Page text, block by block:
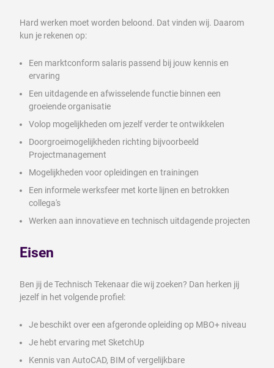
Hard werken moet worden beloond. Dat vinden wij. Daarom
kun je rekenen op:
Een marktconform salaris passend bij jouw kennis en
ervaring
Een uitdagende en afwisselende functie binnen een
groeiende organisatie
Volop mogelijkheden om jezelf verder te ontwikkelen
Doorgroeimogelijkheden richting bijvoorbeeld
Projectmanagement
Mogelijkheden voor opleidingen en trainingen
Een informele werksfeer met korte lijnen en betrokken
collega's
Werken aan innovatieve en technisch uitdagende projecten
Eisen
Ben jij de Technisch Tekenaar die wij zoeken? Dan herken jij
jezelf in het volgende profiel:
Je beschikt over een afgeronde opleiding op MBO+ niveau
Je hebt ervaring met SketchUp
Kennis van AutoCAD, BIM of vergelijkbare